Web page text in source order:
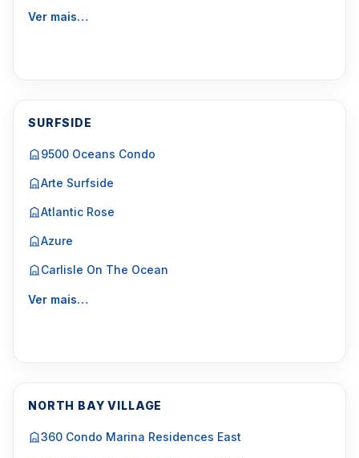
Ver mais…
SURFSIDE
9500 Oceans Condo
Arte Surfside
Atlantic Rose
Azure
Carlisle On The Ocean
Ver mais…
NORTH BAY VILLAGE
360 Condo Marina Residences East